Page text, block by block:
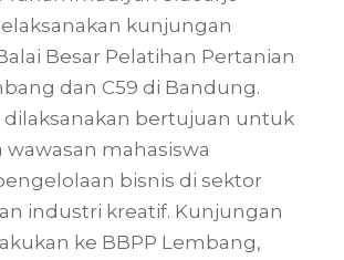
kunjungan
Besar Pelatihan Pertanian
dan C59 di Bandung.
dilaksanakan bertujuan untuk
mahasiswa
bisnis di sektor
industri kreatif. Kunjungan
ke BBPP Lembang,